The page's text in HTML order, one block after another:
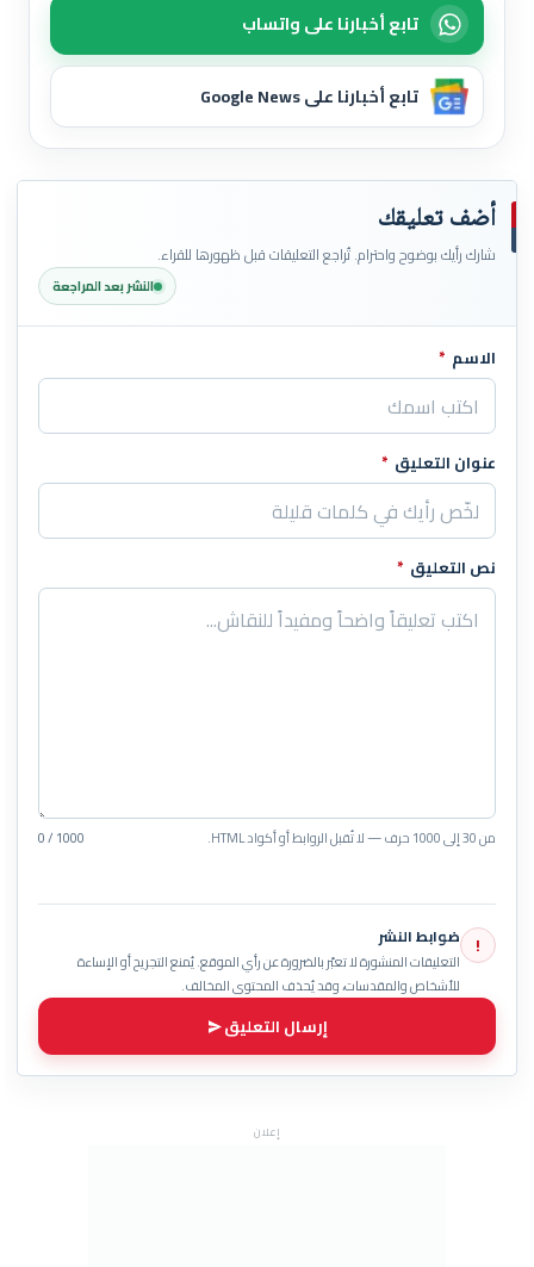
تابع أخبارنا على واتساب
تابع أخبارنا على Google News
أضف تعليقك
شارك رأيك بوضوح واحترام. تُراجع التعليقات قبل ظهورها للقراء.
النشر بعد المراجعة
اترك هذا الحقل فارغاً
الاسم *
عنوان التعليق *
نص التعليق *
من 30 إلى 1000 حرف — لا تُقبل الروابط أو أكواد HTML. 0 / 1000
! ضوابط النشر
التعليقات المنشورة لا تعبّر بالضرورة عن رأي الموقع. يُمنع التجريح أو الإساءة
للأشخاص والمقدسات، وقد يُحذف المحتوى المخالف.
إرسال التعليق
إعلان